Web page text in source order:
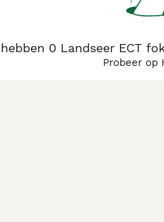
0 Landseer ECT
Probeer op